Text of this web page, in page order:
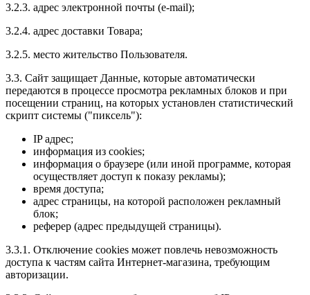
3.2.3. адрес электронной почты (e-mail);
3.2.4. адрес доставки Товара;
3.2.5. место жительство Пользователя.
3.3. Сайт защищает Данные, которые автоматически
передаются в процессе просмотра рекламных блоков и при
посещении страниц, на которых установлен статистический
скрипт системы ("пиксель"):
IP адрес;
информация из cookies;
информация о браузере (или иной программе, которая
осуществляет доступ к показу рекламы);
время доступа;
адрес страницы, на которой расположен рекламный
блок;
реферер (адрес предыдущей страницы).
3.3.1. Отключение cookies может повлечь невозможность
доступа к частям сайта Интернет-магазина, требующим
авторизации.